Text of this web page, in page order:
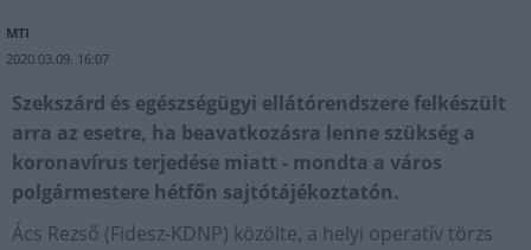
MTI
2020.03.09. 16:07
Szekszárd és egészségügyi ellátórendszere felkészült
arra az esetre, ha beavatkozásra lenne szükség a
koronavírus terjedése miatt - mondta a város
polgármestere hétfőn sajtótájékoztatón.
Ács Rezső (Fidesz-KDNP) közölte, a helyi operatív törzs